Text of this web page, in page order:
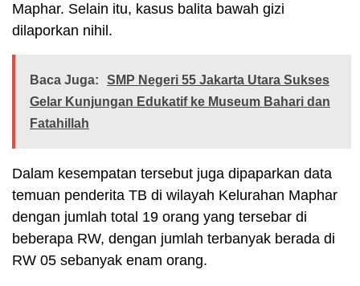
Maphar. Selain itu, kasus balita bawah gizi
dilaporkan nihil.
Baca Juga:
SMP Negeri 55 Jakarta Utara Sukses
Gelar Kunjungan Edukatif ke Museum Bahari dan
Fatahillah
Dalam kesempatan tersebut juga dipaparkan data
temuan penderita TB di wilayah Kelurahan Maphar
dengan jumlah total 19 orang yang tersebar di
beberapa RW, dengan jumlah terbanyak berada di
RW 05 sebanyak enam orang.